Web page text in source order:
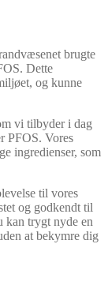
brugte
Dette
og kunne
vi tilbyder i dag
PFOS. Vores
ingredienser, som
til vores
og godkendt til
kan trygt nyde en
at bekymre dig